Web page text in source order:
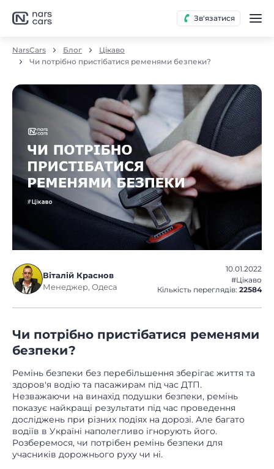
Зв'язатися
NarsCars Блог
Цікаво
Чи потрібно пристібатися ременями безпеки?
Віталій Краснов
Менеджер, Одеса
10.01.2022
#Цікаво
Кількість переглядів: 22584
Чи потрібно пристібатися ременями
безпеки?
Ремінь безпеки без перебільшення зберігає життя та
здоров'я водію та пасажирам під час ДТП.
Незважаючи на винахід подушки безпеки, ремінь
показує найкращі результати під час проведення
досліджень при різних подіях на дорозі. Але багато
водіїв в Україні наполегливо ігнорують його.
Розберемося, чи потрібен ремінь безпеки для
учасників дорожнього руху чи ні.